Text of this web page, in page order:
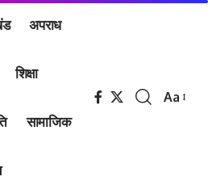
अपराध
शिक्षा
सामाजिक
Font
Aa